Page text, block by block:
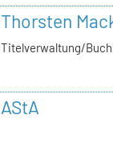
Thorsten
Titelverwaltung/
AStA